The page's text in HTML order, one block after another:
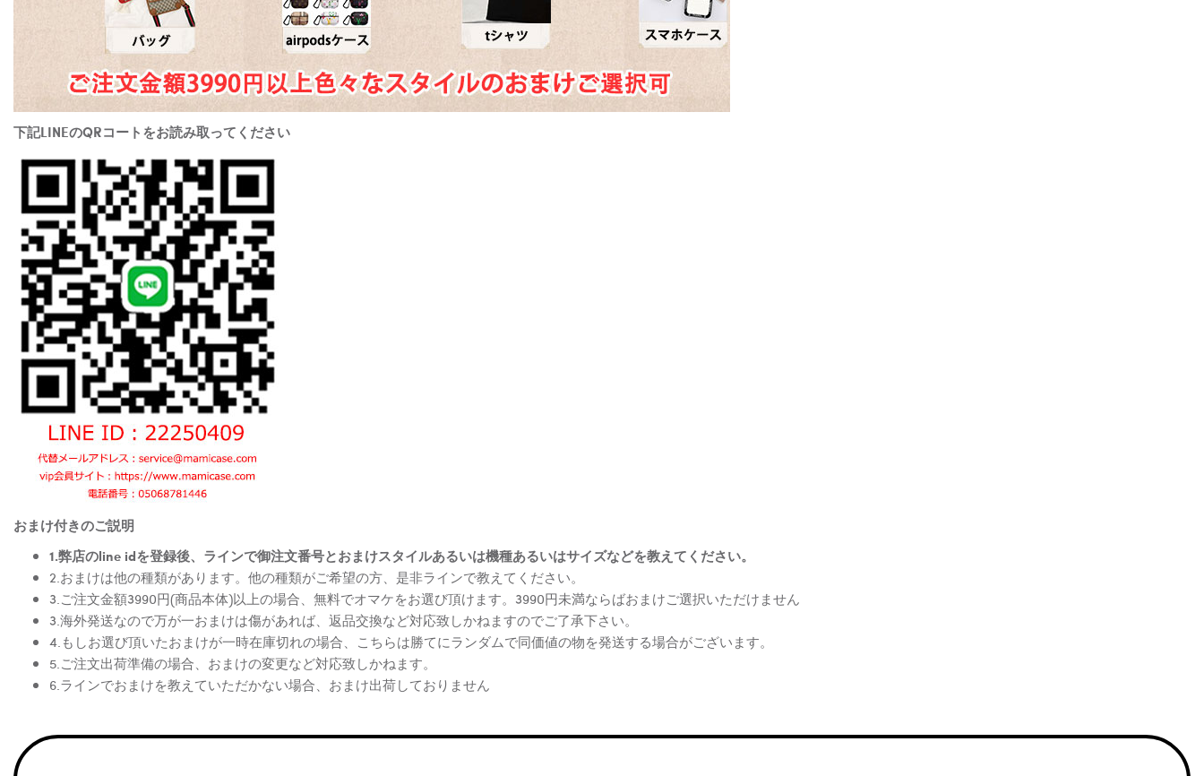
下記LINEのQRコートをお読み取ってください
おまけ付きのご説明
1.弊店のline idを登録後、ラインで御注文番号とおまけスタイルあるいは機種あるいはサイズなどを教えてください。
2.おまけは他の種類があります。他の種類がご希望の方、是非ラインで教えてください。
3.ご注文金額3990円(商品本体)以上の場合、無料でオマケをお選び頂けます。3990円未満ならばおまけご選択いただけません
3.海外発送なので万が一おまけは傷があれば、返品交換など対応致しかねますのでご了承下さい。
4.もしお選び頂いたおまけが一時在庫切れの場合、こちらは勝てにランダムで同価値の物を発送する場合がございます。
5.ご注文出荷準備の場合、おまけの変更など対応致しかねます。
6.ラインでおまけを教えていただかない場合、おまけ出荷しておりません